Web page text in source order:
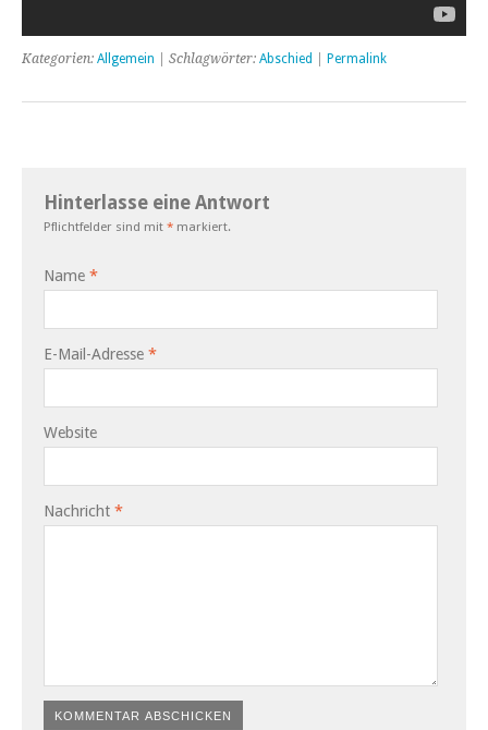
Kategorien: Allgemein | Schlagwörter: Abschied Permalink
Hinterlasse eine Antwort
Pflichtfelder sind mit * markiert.
Name *
E-Mail-Adresse *
Website
Nachricht *